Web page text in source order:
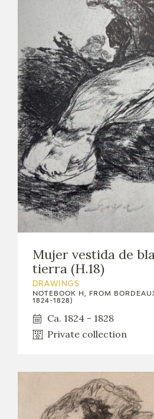
Mujer vestida de
tierra (H.18)
DRAWINGS
NOTEBOOK H, FROM
1824-1828)
Ca. 1824 - 1828
Private collection